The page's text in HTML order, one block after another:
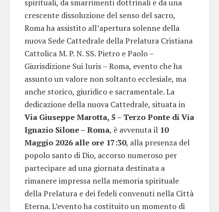
spirituali, da smarrimenti dottrinali e da una
crescente dissoluzione del senso del sacro,
Roma ha assistito all’apertura solenne della
nuova Sede Cattedrale della Prelatura Cristiana
Cattolica M. P. N. SS. Pietro e Paolo –
Giurisdizione Sui Iuris – Roma, evento che ha
assunto un valore non soltanto ecclesiale, ma
anche storico, giuridico e sacramentale. La
dedicazione della nuova Cattedrale, situata in
Via Giuseppe Marotta, 5 – Terzo Ponte di Via
Ignazio Silone – Roma, è avvenuta il 10
Maggio 2026 alle ore 17:30, alla presenza del
popolo santo di Dio, accorso numeroso per
partecipare ad una giornata destinata a
rimanere impressa nella memoria spirituale
della Prelatura e dei fedeli convenuti nella Città
Eterna. L’evento ha costituito un momento di